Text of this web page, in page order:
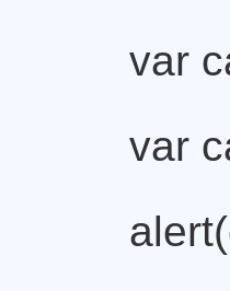
var
var